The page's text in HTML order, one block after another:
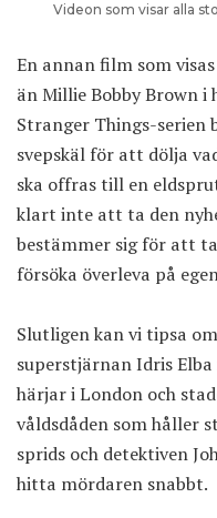
Videon som visar alla
En annan film som
än Millie Bobby Brown
Stranger Things-
svepskäl för att dölja
ska offras till en
klart inte att ta den
bestämmer sig för att
försöka överleva på
Slutligen kan vi tipsa om
superstjärnan Idris
härjar i London och
våldsdåden som håller
sprids och detektiven
hitta mördaren snabbt.